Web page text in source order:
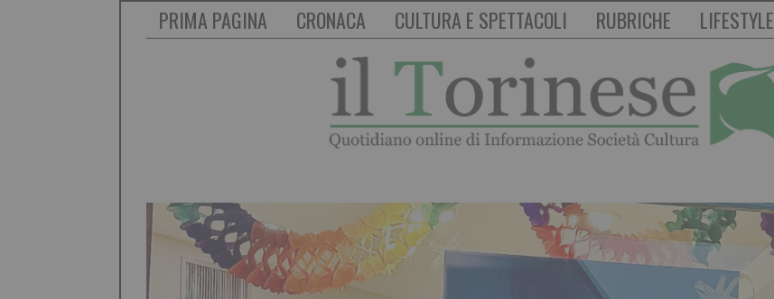
PRIMA PAGINA CRONACA CULTURA E SPETTACOLI RUBRICHE LIFESTYLE